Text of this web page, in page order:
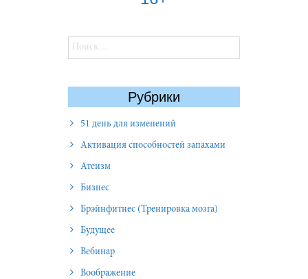
Найти:
Рубрики
51 день для изменений
Активация способностей запахами
Атеизм
Бизнес
Брэйнфитнес (Тренировка мозга)
Будущее
Вебинар
Воображение